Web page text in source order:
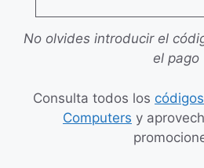
No olvides introducir el
el pago
Consulta todos los
Computers y